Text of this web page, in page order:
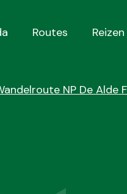
Routes Reizen
NP De Alde